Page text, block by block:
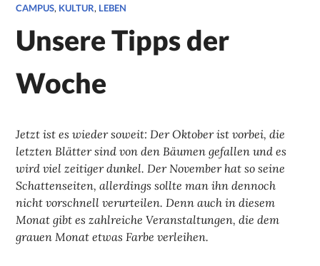
CAMPUS, KULTUR, LEBEN
Unsere Tipps der
Woche
Jetzt ist es wieder soweit: Der Oktober ist vorbei, die
letzten Blätter sind von den Bäumen gefallen und es
wird viel zeitiger dunkel. Der November hat so seine
Schattenseiten, allerdings sollte man ihn dennoch
nicht vorschnell verurteilen. Denn auch in diesem
Monat gibt es zahlreiche Veranstaltungen, die dem
grauen Monat etwas Farbe verleihen.